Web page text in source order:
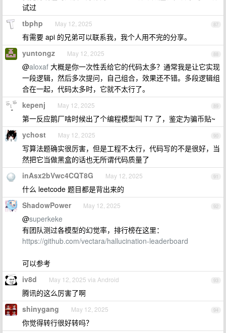
试过
87
tbphp May 12, 2025
有需要 api 的兄弟可以联系我，我个人用不完的分享。
88
yuntongz May 12, 2025
@aloxaf 大概是你一次性丢给它的代码太多？通常我是让它实现
一段逻辑，然后多次提问，自己组合，效果还不错。多段逻辑组
合在一起，代码太多时，它就不太行了。
89
kepenj May 12, 2025
第一反应鹅厂啥时候出了个编程模型叫 T7 了，鉴定为骗币贴~
90
ychost May 12, 2025
写算法题确实很厉害，但是工程不太行，代码写的不是很好，当
然把它当做黑盒的话也无所谓代码质量了
91
inAsx2bVwc4CQT8G May 12, 2025
什么 leetcode 题目都是背出来的
92
ShadowPower May 12, 2025
@superkeke
有团队测过各模型的幻觉率，排行榜在这里：
https://github.com/vectara/hallucination-leaderboard
可以参考
93
iv8d May 12, 2025 via Android
腾讯的这么厉害了啊
94
shinygang May 12, 2025
你觉得转行很好转吗？